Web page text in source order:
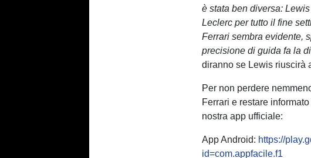
è stata ben diversa:
Leclerc per tutto il fine
Ferrari sembra evidente,
precisione di guida fa la
diranno se Lewis riuscirà
Per non perdere
Ferrari e restare
nostra app ufficiale:
App Android: https://
id=com.appfacile.f1